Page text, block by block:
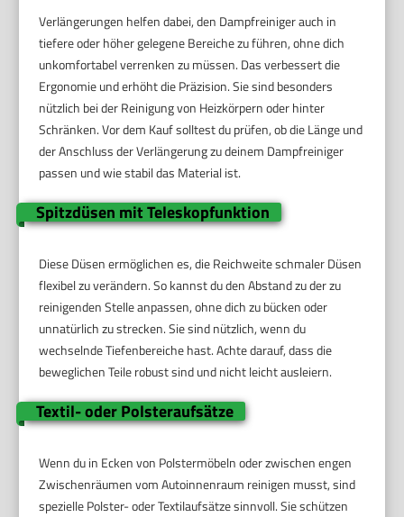
Verlängerungen helfen dabei, den Dampfreiniger auch in
tiefere oder höher gelegene Bereiche zu führen, ohne dich
unkomfortabel verrenken zu müssen. Das verbessert die
Ergonomie und erhöht die Präzision. Sie sind besonders
nützlich bei der Reinigung von Heizkörpern oder hinter
Schränken. Vor dem Kauf solltest du prüfen, ob die Länge und
der Anschluss der Verlängerung zu deinem Dampfreiniger
passen und wie stabil das Material ist.
Spitzdüsen mit Teleskopfunktion
Diese Düsen ermöglichen es, die Reichweite schmaler Düsen
flexibel zu verändern. So kannst du den Abstand zu der zu
reinigenden Stelle anpassen, ohne dich zu bücken oder
unnatürlich zu strecken. Sie sind nützlich, wenn du
wechselnde Tiefenbereiche hast. Achte darauf, dass die
beweglichen Teile robust sind und nicht leicht ausleiern.
Textil- oder Polsteraufsätze
Wenn du in Ecken von Polstermöbeln oder zwischen engen
Zwischenräumen vom Autoinnenraum reinigen musst, sind
spezielle Polster- oder Textilaufsätze sinnvoll. Sie schützen